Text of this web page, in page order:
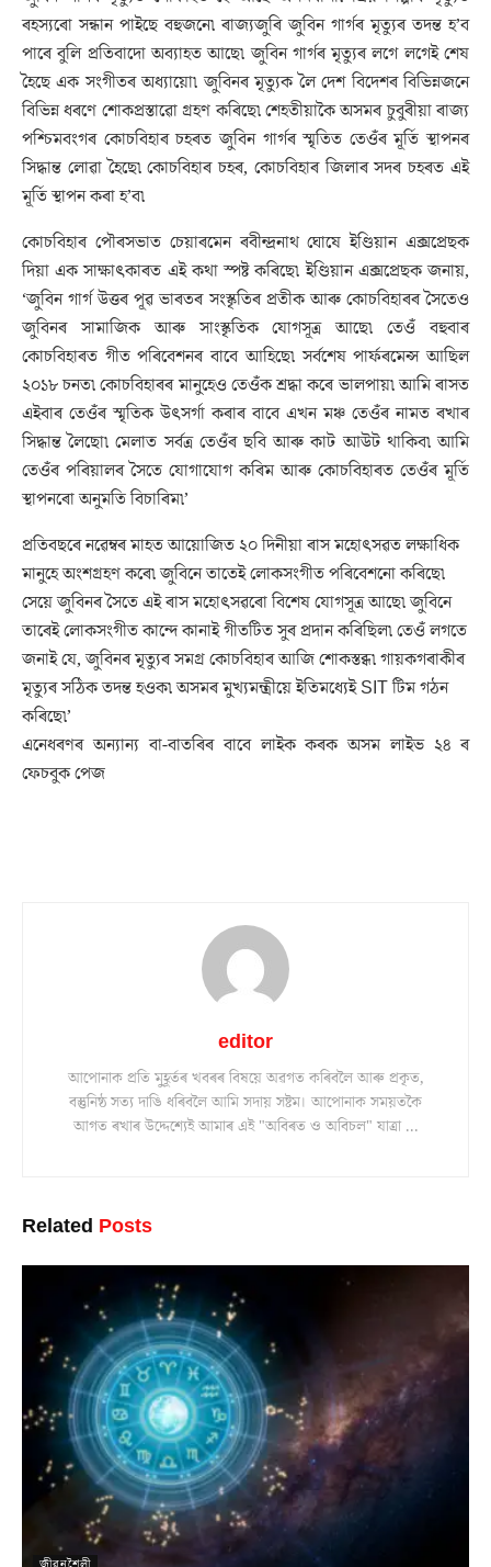
ৰহস্যৰো সন্ধান পাইছে বহুজনে৷ ৰাজ্যজুৰি জুবিন গাৰ্গৰ মৃত্যুৰ তদন্ত হ’ব
পাৰে বুলি প্ৰতিবাদো অব্যাহত আছে৷ জুবিন গাৰ্গৰ মৃত্যুৰ লগে লগেই শেষ
হৈছে এক সংগীতৰ অধ্যায়ো৷ জুবিনৰ মৃত্যুক লৈ দেশ বিদেশৰ বিভিন্নজনে
বিভিন্ন ধৰণে শোকপ্ৰস্তাৱো গ্ৰহণ কৰিছে৷ শেহতীয়াকৈ অসমৰ চুবুৰীয়া ৰাজ্য
পশ্চিমবংগৰ কোচবিহাৰ চহৰত জুবিন গাৰ্গৰ স্মৃতিত তেওঁৰ মূৰ্তি স্থাপনৰ
সিদ্ধান্ত লোৱা হৈছে৷ কোচবিহাৰ চহৰ, কোচবিহাৰ জিলাৰ সদৰ চহৰত এই
মূৰ্তি স্থাপন কৰা হ’ব৷
কোচবিহাৰ পৌৰসভাত চেয়াৰমেন ৰবীন্দ্ৰনাথ ঘোষে ইণ্ডিয়ান এক্সপ্ৰেছক
দিয়া এক সাক্ষাৎকাৰত এই কথা স্পষ্ট কৰিছে৷ ইণ্ডিয়ান এক্সপ্ৰেছক জনায়,
‘জুবিন গাৰ্গ উত্তৰ পূৱ ভাৰতৰ সংস্কৃতিৰ প্ৰতীক আৰু কোচবিহাৰৰ সৈতেও
জুবিনৰ সামাজিক আৰু সাংস্কৃতিক যোগসূত্ৰ আছে৷ তেওঁ বহুবাৰ
কোচবিহাৰত গীত পৰিবেশনৰ বাবে আহিছে৷ সৰ্বশেষ পাৰ্ফৰমেন্স আছিল
২০১৮ চনত৷ কোচবিহাৰৰ মানুহেও তেওঁক শ্ৰদ্ধা কৰে ভালপায়৷ আমি ৰাসত
এইবাৰ তেওঁৰ স্মৃতিক উৎসৰ্গা কৰাৰ বাবে এখন মঞ্চ তেওঁৰ নামত ৰখাৰ
সিদ্ধান্ত লৈছো৷ মেলাত সৰ্বত্ৰ তেওঁৰ ছবি আৰু কাট আউট থাকিব৷ আমি
তেওঁৰ পৰিয়ালৰ সৈতে যোগাযোগ কৰিম আৰু কোচবিহাৰত তেওঁৰ মূৰ্তি
স্থাপনৰো অনুমতি বিচাৰিম৷’
প্ৰতিবছৰে নৱেম্বৰ মাহত আয়োজিত ২০ দিনীয়া ৰাস মহোৎসৱত লক্ষাধিক
মানুহে অংশগ্ৰহণ কৰে৷ জুবিনে তাতেই লোকসংগীত পৰিবেশনো কৰিছে৷
সেয়ে জুবিনৰ সৈতে এই ৰাস মহোৎসৱৰো বিশেষ যোগসূত্ৰ আছে৷ জুবিনে
তাৰেই লোকসংগীত কান্দে কানাই গীতটিত সুৰ প্ৰদান কৰিছিল৷ তেওঁ লগতে
জনাই যে, জুবিনৰ মৃত্যুৰ সমগ্ৰ কোচবিহাৰ আজি শোকস্তব্ধ৷ গায়কগৰাকীৰ
মৃত্যুৰ সঠিক তদন্ত হওক৷ অসমৰ মুখ্যমন্ত্ৰীয়ে ইতিমধ্যেই SIT টিম গঠন
কৰিছে৷’
এনেধৰণৰ অন্যান্য বা-বাতৰিৰ বাবে লাইক কৰক অসম লাইভ ২৪ ৰ
ফেচবুক পেজ
editor
আপোনাক প্ৰতি মুহূৰ্তৰ খবৰৰ বিষয়ে অৱগত কৰিবলৈ আৰু প্ৰকৃত,
বস্তুনিষ্ঠ সত্য দাঙি ধৰিবলৈ আমি সদায় সষ্টম। আপোনাক সময়তকৈ
আগত ৰখাৰ উদ্দেশ্যেই আমাৰ এই "অবিৰত ও অবিচল" যাত্ৰা ...
Related Posts